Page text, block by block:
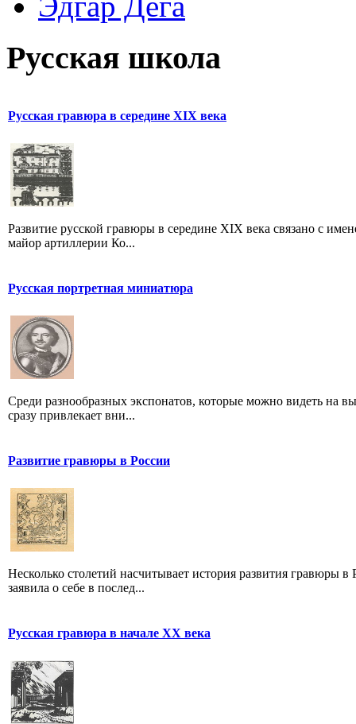
Русская школа
Русская гравюра в середине XIX века
Развитие русской гравюры в середине XIX века связано с
майор артиллерии Ко...
Русская портретная миниатюра
Среди разнообразных экспонатов, которые можно видеть на
сразу привлекает вни...
Развитие гравюры в России
Несколько столетий насчитывает история развития гравюры в
заявила о себе в послед...
Русская гравюра в начале XX века